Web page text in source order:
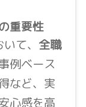
重要性
て、 全職
例ベース
など、実
心感を高